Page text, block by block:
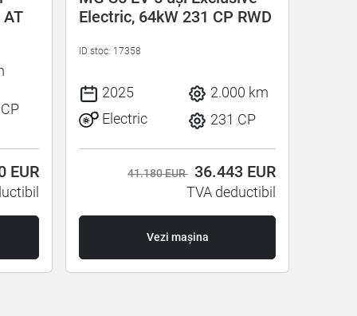
EUR
Electric, 64kW 231 CP RWD
ID stoc: 17358
2025
2.000 km
Electric
231 CP
41.180 EUR 36.443 EUR
TVA deductibil
Vezi mașina